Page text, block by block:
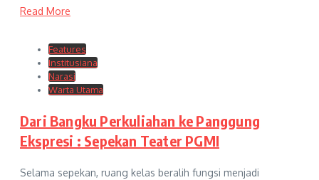
Read More
Features
Institusiana
Narasi
Warta Utama
Dari Bangku Perkuliahan ke Panggung
Ekspresi : Sepekan Teater PGMI
Selama sepekan, ruang kelas beralih fungsi menjadi